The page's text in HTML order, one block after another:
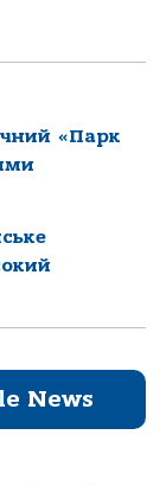
«Парк
News